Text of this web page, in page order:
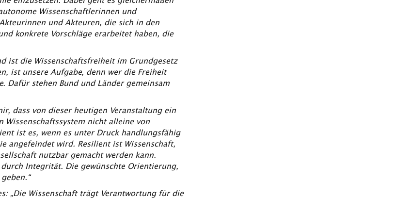
Wissenschaftlerinnen und
und Akteuren, die sich in den
konkrete Vorschläge erarbeitet haben, die
ist die Wissenschaftsfreiheit im Grundgesetz
ist unsere Aufgabe, denn wer die Freiheit
Dafür stehen Bund und Länder gemeinsam
dass von dieser heutigen Veranstaltung ein
nicht alleine von
ist es, wenn es unter Druck handlungsfähig
angefeindet wird. Resilient ist Wissenschaft,
nutzbar gemacht werden kann.
Integrität. Die gewünschte Orientierung,
„Die Wissenschaft trägt Verantwortung für die